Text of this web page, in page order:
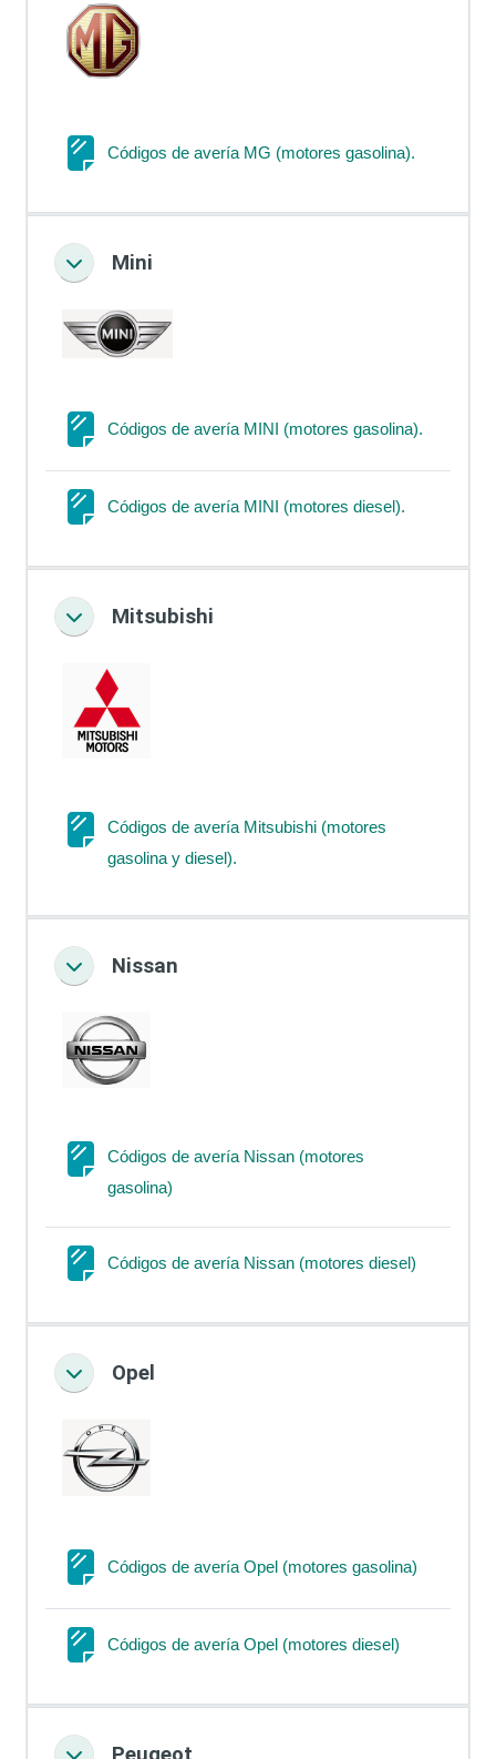
Códigos de avería MG (motores gasolina).
ColapsarMini
Códigos de avería MINI (motores gasolina).
Códigos de avería MINI (motores diesel).
ColapsarMitsubishi
Códigos de avería Mitsubishi (motores
gasolina y diesel).
ColapsarNissan
Códigos de avería Nissan (motores
gasolina)
Códigos de avería Nissan (motores diesel)
ColapsarOpel
Códigos de avería Opel (motores gasolina)
Códigos de avería Opel (motores diesel)
Peugeot